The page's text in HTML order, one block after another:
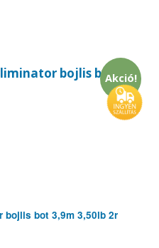
Akció!
bojlis bot 3,9m 3,50lb 2r